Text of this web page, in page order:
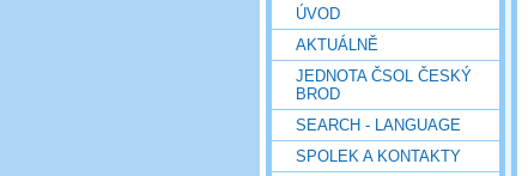
ÚVOD
AKTUÁLNĚ
JEDNOTA ČSOL ČESKÝ
BROD
SEARCH - LANGUAGE
SPOLEK A KONTAKTY